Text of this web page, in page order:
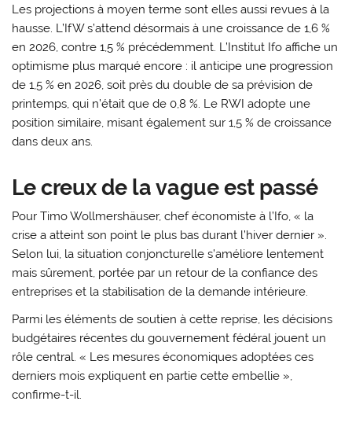
Les projections à moyen terme sont elles aussi revues à la
hausse. L’IfW s’attend désormais à une croissance de 1,6 %
en 2026, contre 1,5 % précédemment. L’Institut Ifo affiche un
optimisme plus marqué encore : il anticipe une progression
de 1,5 % en 2026, soit près du double de sa prévision de
printemps, qui n’était que de 0,8 %. Le RWI adopte une
position similaire, misant également sur 1,5 % de croissance
dans deux ans.
Le creux de la vague est passé
Pour Timo Wollmershäuser, chef économiste à l’Ifo, « la
crise a atteint son point le plus bas durant l’hiver dernier ».
Selon lui, la situation conjoncturelle s’améliore lentement
mais sûrement, portée par un retour de la confiance des
entreprises et la stabilisation de la demande intérieure.
Parmi les éléments de soutien à cette reprise, les décisions
budgétaires récentes du gouvernement fédéral jouent un
rôle central. « Les mesures économiques adoptées ces
derniers mois expliquent en partie cette embellie »,
confirme-t-il.